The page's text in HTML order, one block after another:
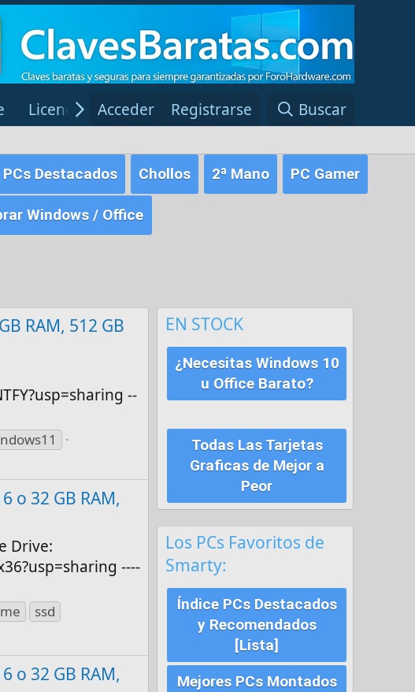
Licencias Windows Red Fansite.es
Acceder Registrarse Buscar
PCs Destacados Chollos 2ª Mano PC Gamer
Windows / Office
RAM, 512 GB
--
o 32 GB RAM,
Drive:
----
ssd
o 32 GB RAM,
EN STOCK
¿Necesitas Windows 10
u Office Barato?
Todas Las Tarjetas
Graficas de Mejor a
Peor
Los PCs Favoritos de
Smarty:
Índice PCs Destacados
y Recomendados
[Lista]
Mejores PCs Montados